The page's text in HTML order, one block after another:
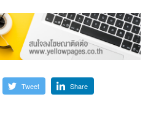
Tweet Share